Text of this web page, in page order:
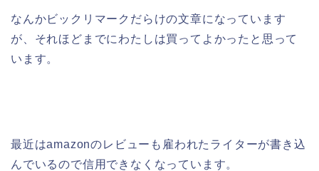
なんかビックリマークだらけの文章になっています
が、それほどまでにわたしは買ってよかったと思って
います。
最近はamazonのレビューも雇われたライターが書き込
んでいるので信用できなくなっています。